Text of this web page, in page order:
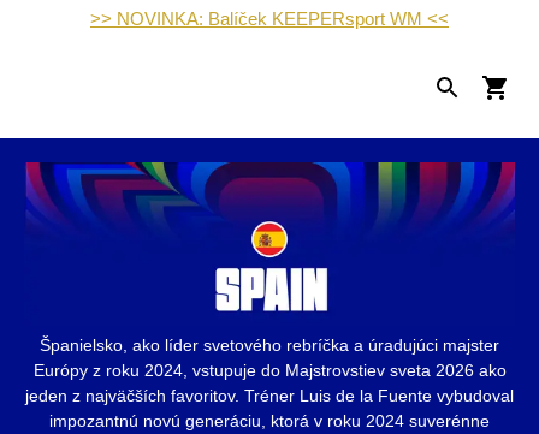
>> NOVINKA: Balíček KEEPERsport WM <<
Španielsko, ako líder svetového rebríčka a úradujúci majster
Európy z roku 2024, vstupuje do Majstrovstiev sveta 2026 ako
jeden z najväčších favoritov. Tréner Luis de la Fuente vybudoval
impozantnú novú generáciu, ktorá v roku 2024 suverénne